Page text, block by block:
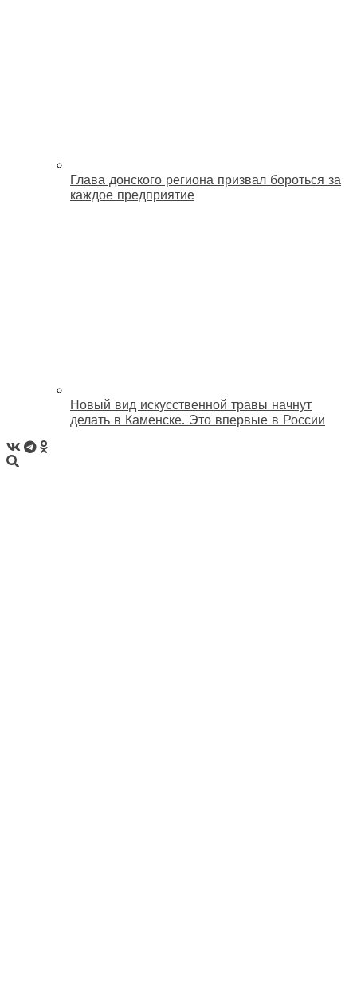
Глава донского региона призвал бороться за
каждое предприятие
Новый вид искусственной травы начнут
делать в Каменске. Это впервые в России